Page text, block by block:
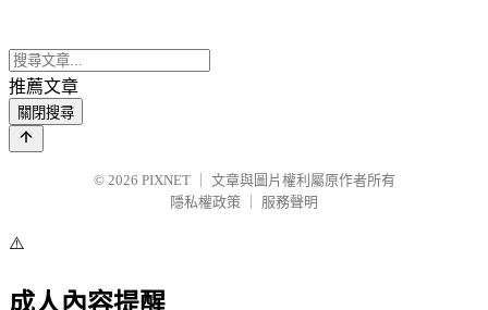
推薦文章
關閉搜尋
© 2026 PIXNET
文章與圖片權利屬原作者所有
隱私權政策
服務聲明
⚠️
成人內容提醒